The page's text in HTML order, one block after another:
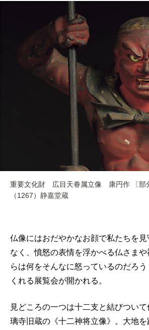
重要文化財 広目天眷属立像 康円作 〔部
（1267）静嘉堂蔵
仏像にはおだやかなお顔で私たちを
なく、憤怒の表情を浮かべる仏さま
らは何をそんなに怒っているのだろ
くれる展覧会が開かれる。
見どころの一つは十二支と結びつい
璃寺旧蔵の《十二神将立像》。大地